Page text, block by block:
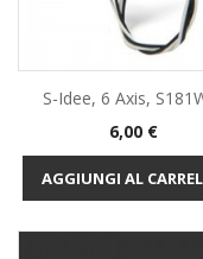
S-Idee, 6 Axis,
Prezzo
6,00 €
AGGIUNGI AL